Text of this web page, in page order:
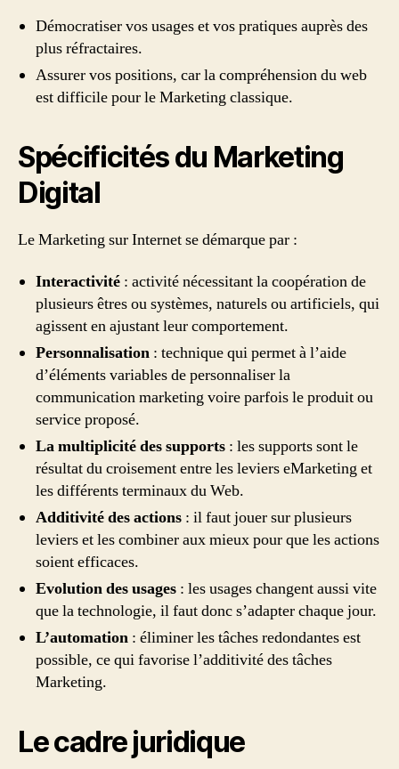
Démocratiser vos usages et vos pratiques auprès des
plus réfractaires.
Assurer vos positions, car la compréhension du web
est difficile pour le Marketing classique.
Spécificités du Marketing
Digital
Le Marketing sur Internet se démarque par :
Interactivité : activité nécessitant la coopération de
plusieurs êtres ou systèmes, naturels ou artificiels, qui
agissent en ajustant leur comportement.
Personnalisation : technique qui permet à l’aide
d’éléments variables de personnaliser la
communication marketing voire parfois le produit ou
service proposé.
La multiplicité des supports : les supports sont le
résultat du croisement entre les leviers eMarketing et
les différents terminaux du Web.
Additivité des actions : il faut jouer sur plusieurs
leviers et les combiner aux mieux pour que les actions
soient efficaces.
Evolution des usages : les usages changent aussi vite
que la technologie, il faut donc s’adapter chaque jour.
L’automation : éliminer les tâches redondantes est
possible, ce qui favorise l’additivité des tâches
Marketing.
Le cadre juridique